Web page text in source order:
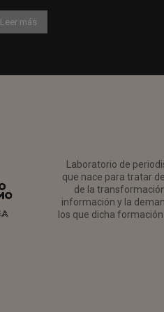
Leer más
Laboratorio de
que nace para tratar
de la
información y la
los que dicha